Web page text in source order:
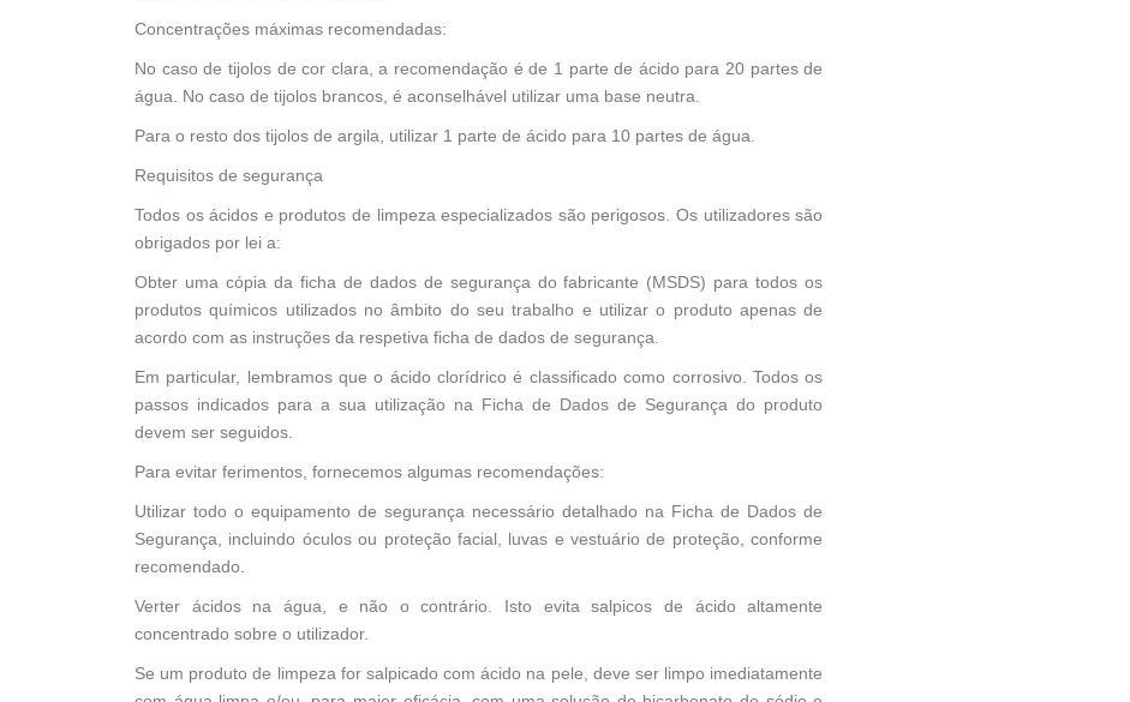
Concentrações máximas recomendadas:
No caso de tijolos de cor clara, a recomendação é de 1 parte de ácido para 20 partes de
água. No caso de tijolos brancos, é aconselhável utilizar uma base neutra.
Para o resto dos tijolos de argila, utilizar 1 parte de ácido para 10 partes de água.
Requisitos de segurança
Todos os ácidos e produtos de limpeza especializados são perigosos. Os utilizadores são
obrigados por lei a:
Obter uma cópia da ficha de dados de segurança do fabricante (MSDS) para todos os
produtos químicos utilizados no âmbito do seu trabalho e utilizar o produto apenas de
acordo com as instruções da respetiva ficha de dados de segurança.
Em particular, lembramos que o ácido clorídrico é classificado como corrosivo. Todos os
passos indicados para a sua utilização na Ficha de Dados de Segurança do produto
devem ser seguidos.
Para evitar ferimentos, fornecemos algumas recomendações:
Utilizar todo o equipamento de segurança necessário detalhado na Ficha de Dados de
Segurança, incluindo óculos ou proteção facial, luvas e vestuário de proteção, conforme
recomendado.
Verter ácidos na água, e não o contrário. Isto evita salpicos de ácido altamente
concentrado sobre o utilizador.
Se um produto de limpeza for salpicado com ácido na pele, deve ser limpo imediatamente